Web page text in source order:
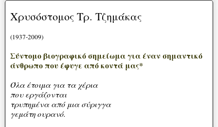
Χρυσόστομος Τρ. Τζημάκας
(1937-2009)
Σύντομο βιογραφικό σημείωμα για έναν σημαντικό
άνθρωπο που έφυγε από κοντά μας*
Όλα έτοιμα για τα χέρια
που εργάζονται
τρυπημένα από μια σύριγγα
γεμάτη ουρανό.